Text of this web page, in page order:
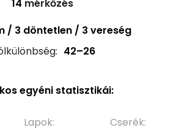
14 mérkőzés
/ 3 döntetlen / 3 vereség
42–26
egyéni statisztikái:
Lapok:
Cserék: